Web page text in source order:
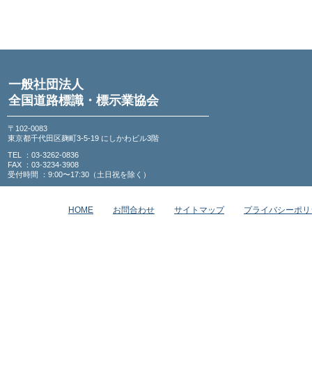
一般社団法人
全国道路標識・標示業協会
〒102-0083
東京都千代田区麹町3-5-19 にしかわビル3階
TEL ：03-3262-0836
FAX ：03-3234-3908
受付時間 ：9:00〜17:30（土日祝を除く）
HOME お問合わせ サイトマップ プライバシーポ